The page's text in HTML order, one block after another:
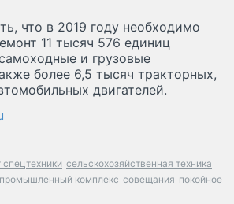
что в 2019 году необходимо
11 тысяч 576 единиц
и грузовые
более 6,5 тысяч тракторных,
двигателей.
сельскохозяйственная техника
комплекс совещания покойное